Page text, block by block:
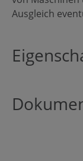
Ausgleich